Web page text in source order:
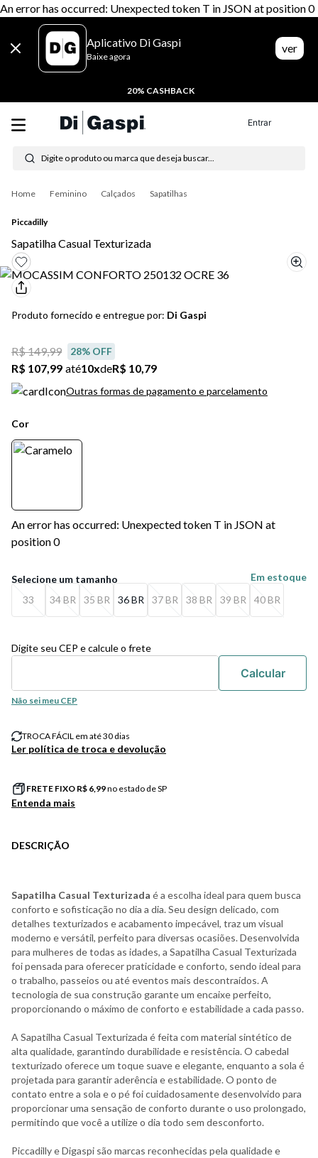
An error has occurred: Unexpected token T in JSON at position 0
Aplicativo Di Gaspi
Baixe agora
ver
20% CASHBACK
Entrar
Digite o produto ou marca que deseja buscar...
Feminino Calçados Sapatilhas
Piccadilly
Sapatilha Casual Texturizada
Produto fornecido e entregue por: Di Gaspi
R$ 149,99 28% OFF
R$ 107,99 até10xdeR$ 10,79
Outras formas de pagamento e parcelamento
Cor
An error has occurred: Unexpected token T in JSON at
position 0
33 34 BR 35 BR 36 BR 37 BR 38 BR 39 BR 40 BR
Em estoque
Digite seu CEP e calcule o frete
Não sei meu CEP
TROCA FÁCIL em até 30 dias
Ler política de troca e devolução
FRETE FIXO R$ 6,99no estado de SP
Entenda mais
DESCRIÇÃO
Sapatilha Casual Texturizada é a escolha ideal para quem busca
conforto e sofisticação no dia a dia. Seu design delicado, com
detalhes texturizados e acabamento impecável, traz um visual
moderno e versátil, perfeito para diversas ocasiões. Desenvolvida
para mulheres de todas as idades, a Sapatilha Casual Texturizada
foi pensada para oferecer praticidade e conforto, sendo ideal para
o trabalho, passeios ou até eventos mais descontraídos. A
tecnologia de sua construção garante um encaixe perfeito,
proporcionando o máximo de conforto e estabilidade a cada passo.
A Sapatilha Casual Texturizada é feita com material sintético de
alta qualidade, garantindo durabilidade e resistência. O cabedal
texturizado oferece um toque suave e elegante, enquanto a sola é
projetada para garantir aderência e estabilidade. O ponto de
contato entre a sola e o pé foi cuidadosamente desenvolvido para
proporcionar uma sensação de conforto durante o uso prolongado,
permitindo que você a utilize o dia todo sem desconforto.
Piccadilly e Digaspi são marcas reconhecidas pela qualidade e
Termos mais buscados
1º tenis
3º moletom
4º tênis masculino
5 º bota
6º sandalia
7º
9º chuteira